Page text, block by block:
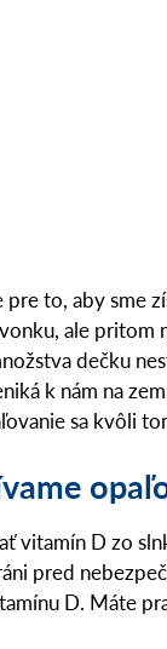
to, aby sme
ale pritom
dečku
k nám na
sa kvôli
vitamín D zo
pred
D. Máte